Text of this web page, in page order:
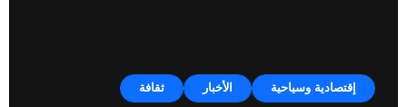
إقتصادية وسياحية الأخبار ثقافة